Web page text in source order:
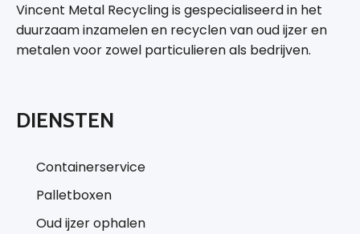
Vincent Metal Recycling is gespecialiseerd in het
duurzaam inzamelen en recyclen van oud ijzer en
metalen voor zowel particulieren als bedrijven.
DIENSTEN
Containerservice
Palletboxen
Oud ijzer ophalen